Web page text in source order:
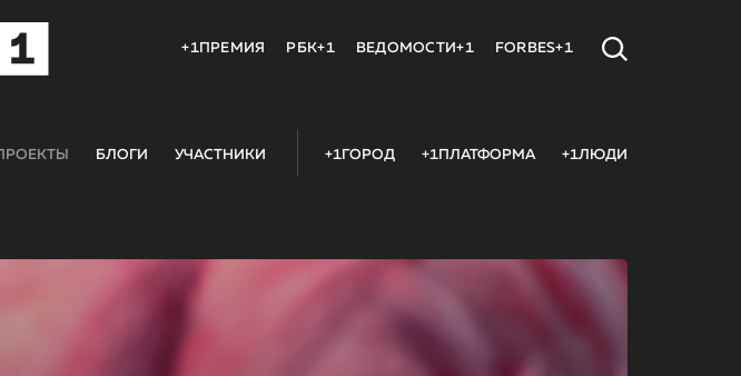
+1ПРЕМИЯ РБК+1 ВЕДОМОСТИ+1 FORBES+1
БЛОГИ УЧАСТНИКИ +1ГОРОД +1ПЛАТФОРМА +1ЛЮДИ